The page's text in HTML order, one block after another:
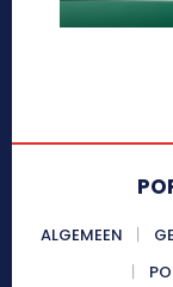
ALGEMEEN